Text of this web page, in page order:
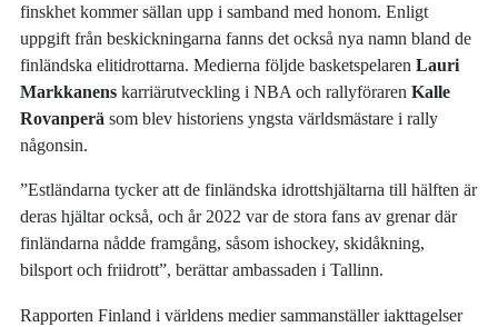
finskhet kommer sällan upp i samband med honom. Enligt
uppgift från beskickningarna fanns det också nya namn bland de
finländska elitidrottarna. Medierna följde basketspelarenLauri
Markkanens karriärutveckling i NBA och rallyförarenKalle
Rovanperä som blev historiens yngsta världsmästare i rally
någonsin.
”Estländarna tycker att de finländska idrottshjältarna till hälften är
deras hjältar också, och år 2022 var de stora fans av grenar där
finländarna nådde framgång, såsom ishockey, skidåkning,
bilsport och friidrott”, berättar ambassaden i Tallinn.
Rapporten Finland i världens medier sammanställer iakttagelser